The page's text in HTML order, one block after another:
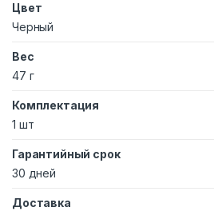
Цвет
Черный
Вес
47 г
Комплектация
1 шт
Гарантийный срок
30 дней
Доставка